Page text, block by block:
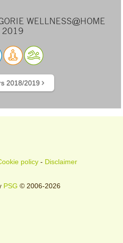
WELLNESS@HOME
2019
2018/2019
policy- Disclaimer
PSG © 2006-2026